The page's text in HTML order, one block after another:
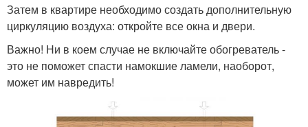
Затем в квартире необходимо создать дополнительную
циркуляцию воздуха: откройте все окна и двери.
Важно! Ни в коем случае не включайте обогреватель -
это не поможет спасти намокшие ламели, наоборот,
может им навредить!